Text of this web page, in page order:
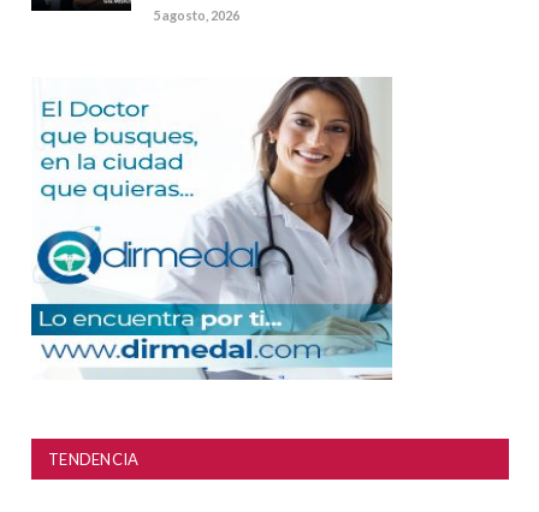
5 agosto, 2026
TENDENCIA